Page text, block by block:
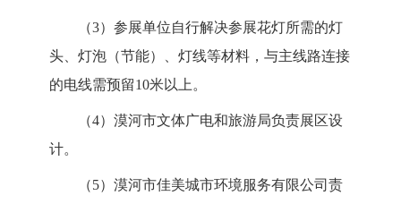
（3）参展单位自行解决参展花灯所需的灯
头、灯泡（节能）、 灯线等材料，与主线路连接
的电线需预留10米以上。
（4）漠河市文体广电和旅游局负责展区设
计。
（5）漠河市佳美城市环境服务有限公司责